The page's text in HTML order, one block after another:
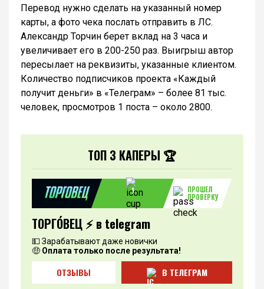
Перевод нужно сделать на указанный номер
карты, а фото чека послать отправить в ЛС.
Александр Торчин берет вклад на 3 часа и
увеличивает его в 200-250 раз. Выигрыш автор
пересылает на реквизиты, указанные клиентом.
Количество подписчиков проекта «Каждый
получит деньги» в «Телеграм» – более 81 тыс.
человек, просмотров 1 поста – около 2800.
ТОП 3 КАПЕРЫ 🏆
1
ПРОШЕЛ
ПРОВЕРКУ
ТОРГО́ВЕЦ ⚡️ в telegram
💵 Зарабатывают даже новички
🤑 Оплата только после результата!
ОТЗЫВЫ В ТЕЛЕГРАМ